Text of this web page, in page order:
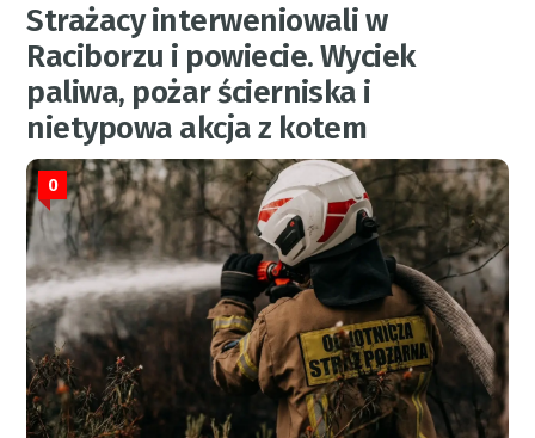
Strażacy interweniowali w
Raciborzu i powiecie. Wyciek
paliwa, pożar ścierniska i
nietypowa akcja z kotem
0